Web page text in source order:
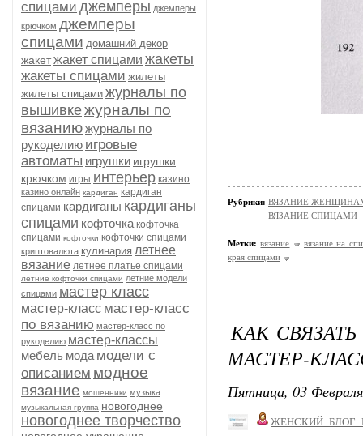
спицами джемперы джемперы
крючком джемперы
спицами домашний декор
жакетжакет спицами жакеты
жакеты спицами жилеты
жилеты спицами журналы по
вышивкежурналы по
вязаниюжурналы по
рукоделию игровые
автоматы игрушки игрушки
крючком игры интерьер казино
казино онлайн кардиган кардиган
спицами кардиганы кардиганы
спицами кофточка кофточка
спицами кофточки кофточки спицами
криптовалюта кулинария летнее
вязание летнее платье спицами
летние кофточки спицами летние модели
спицами мастер класс
мастер-класс мастер-класс
по вязанию мастер-класс по
рукоделию мастер-классы
мебель мода модели с
описанием модное
вязание мошенники музыка
музыкальная группа новогоднее
новогоднее творчество
Рубрики: ВЯЗАНИЕ
ВЯЗАНИЕ СПИЦАМИ
Метки: вязание
вязание на
края спицами
КАК
МАСТЕР-
Пятница, 03